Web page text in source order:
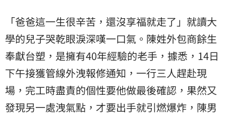
「爸爸這一生很辛苦，還沒享福就走了」就讀大
學的兒子哭乾眼淚深嘆一口氣。陳姓外包商餘生
奉獻台塑，是擁有40年經驗的老手，據悉，14日
下午接獲管線外洩報修通知，一行三人趕赴現
場，完工時盡責的個性要他做最後確認，果然又
發現另一處洩氣點，才要出手就引燃爆炸，陳男